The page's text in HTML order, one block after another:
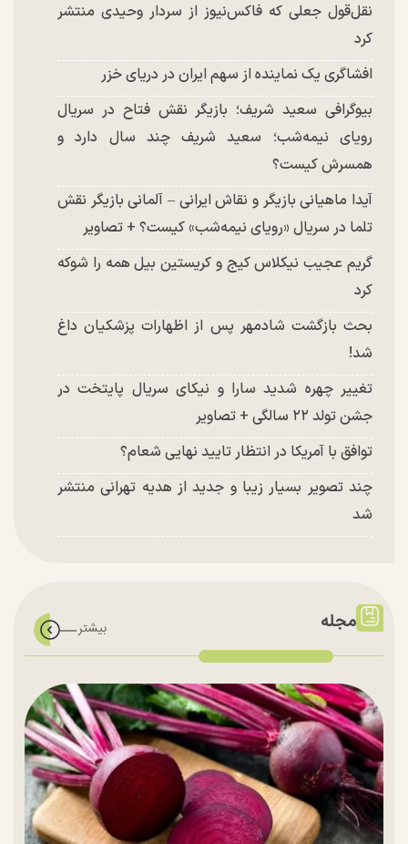
نقل‌قول جعلی که فاکس‌نیوز از سردار وحیدی منتشر
کرد
افشاگری یک نماینده از سهم ایران در دریای خزر
بیوگرافی سعید شریف؛ بازیگر نقش فتاح در سریال
رویای نیمه‌شب؛ سعید شریف چند سال دارد و
همسرش کیست؟
آیدا ماهیانی بازیگر و نقاش ایرانی – آلمانی بازیگر نقش
تلما در سریال «رویای نیمه‌شب» کیست؟ + تصاویر
گریم عجیب نیکلاس کیج و کریستین بیل همه را شوکه
کرد
بحث بازگشت شادمهر پس از اظهارات پزشکیان داغ
شد!
تغییر چهره شدید سارا و نیکای سریال پایتخت در
جشن تولد ۲۲ سالگی + تصاویر
توافق با آمریکا در انتظار تایید نهایی شعام؟
چند تصویر بسیار زیبا و جدید از هدیه تهرانی منتشر
شد
مجله